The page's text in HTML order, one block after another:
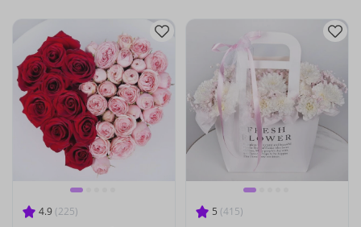
4.9 (225) 5 (415)